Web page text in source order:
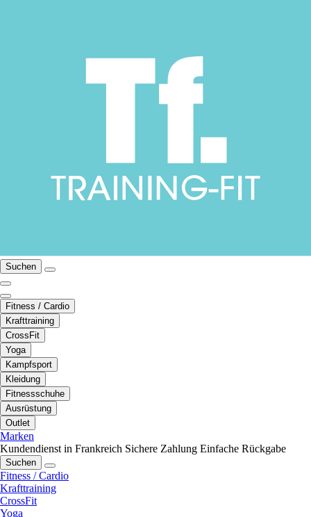
Suchen
Fitness / Cardio
Krafttraining
CrossFit
Yoga
Kampfsport
Kleidung
Fitnessschuhe
Ausrüstung
Outlet
Marken
Kundendienst in Frankreich Sichere Zahlung Einfache Rückgabe
Suchen
Fitness / Cardio
Krafttraining
CrossFit
Yoga